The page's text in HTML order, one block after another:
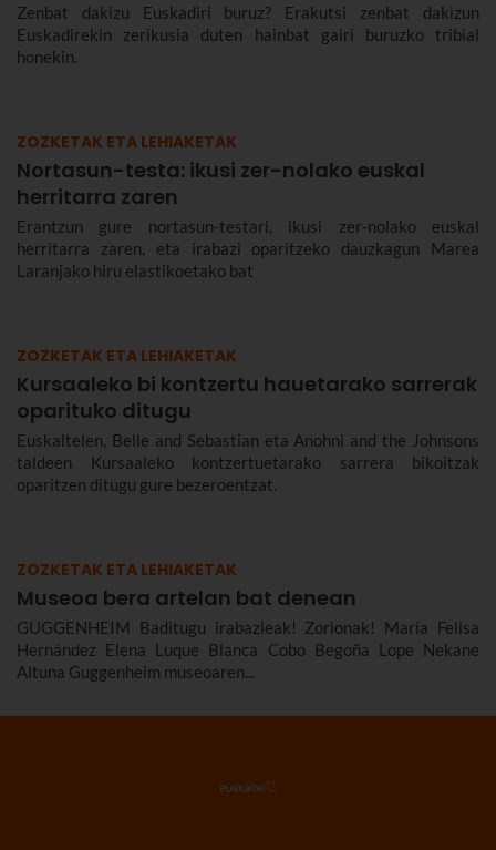
Zenbat dakizu Euskadiri buruz? Erakutsi zenbat dakizun
Euskadirekin zerikusia duten hainbat gairi buruzko tribial
honekin.
ZOZKETAK ETA LEHIAKETAK
Nortasun-testa: ikusi zer-nolako euskal
herritarra zaren
Erantzun gure nortasun-testari, ikusi zer-nolako euskal
herritarra zaren, eta irabazi oparitzeko dauzkagun Marea
Laranjako hiru elastikoetako bat
ZOZKETAK ETA LEHIAKETAK
Kursaaleko bi kontzertu hauetarako sarrerak
oparituko ditugu
Euskaltelen, Belle and Sebastian eta Anohni and the Johnsons
taldeen Kursaaleko kontzertuetarako sarrera bikoitzak
oparitzen ditugu gure bezeroentzat.
ZOZKETAK ETA LEHIAKETAK
Museoa bera artelan bat denean
GUGGENHEIM Baditugu irabazleak! Zorionak! María Felisa
Hernández Elena Luque Blanca Cobo Begoña Lope Nekane
Altuna Guggenheim museoaren...